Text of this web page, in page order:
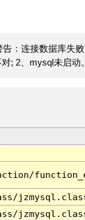
告：连接数据库失
; 2、mysql未启动。